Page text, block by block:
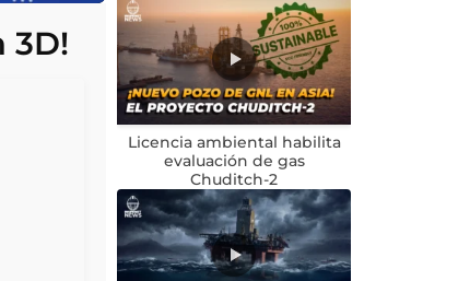
3D!
Licencia ambiental habilita
evaluación de gas
Chuditch-2